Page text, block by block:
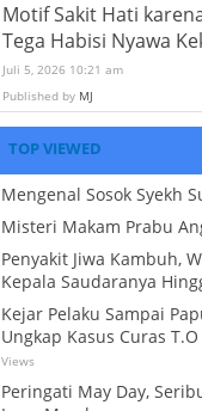
Motif Sakit Hati
Tega Habisi Nyawa
Juli 5, 2026 10:21 am
Published by MJ
TOP VIEWED
Mengenal Sosok Syekh
Misteri Makam Prabu
Penyakit Jiwa Kambuh,
Kepala Saudaranya
Kejar Pelaku Sampai
Ungkap Kasus Curas
Views
Peringati May Day,